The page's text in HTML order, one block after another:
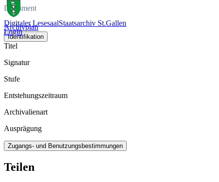
Digitaler LesesaalStaatsarchiv St.Gallen
Login
Dokument
Archivplan
Identifikation
Titel
Signatur
Stufe
Entstehungszeitraum
Archivalienart
Ausprägung
Zugangs- und Benutzungsbestimmungen
Teilen